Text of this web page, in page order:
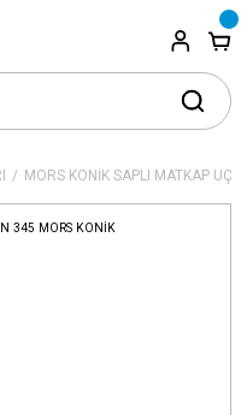
MORS KONİK SAPLI MATKAP